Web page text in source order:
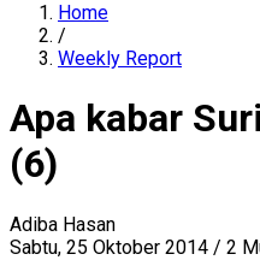
Home
/
Weekly Report
Apa kabar
(6)
Adiba Hasan
Sabtu, 25 Oktober 2014 / 2